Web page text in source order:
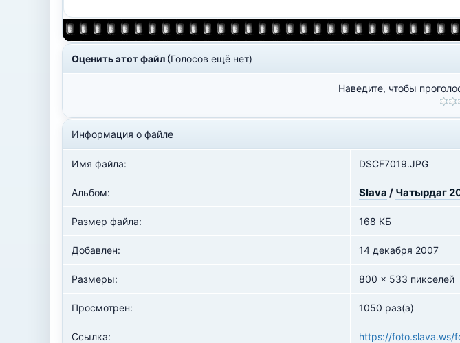
Оценить этот файл (Голосов ещё нет)
Наведите, чтобы
Информация о файле
Имя файла: DSCF7019.JPG
Альбом: Slava / Чатырдаг
Размер файла: 168 КБ
Добавлен: 14 декабря 2007
Размеры: 800 x 533 пикселей
Просмотрен: 1050 раз(а)
Ссылка: https://foto.slava.ws/